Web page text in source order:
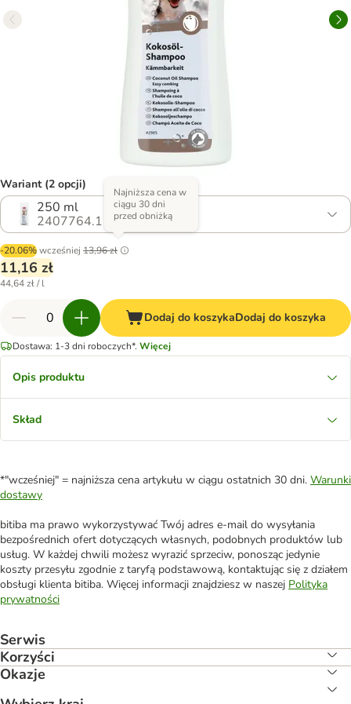
Wariant (2 opcji)
250 ml
2407764.1
-20.06%wcześniej 13,96 zł
Najniższa cena w
ciągu 30 dni
przed obniżką
11,16 zł
44,64 zł / l
Dodaj do koszykaDodaj do koszyka
Dostawa: 1-3 dni roboczych*. Więcej
Opis produktu
Skład
*"wcześniej" = najniższa cena artykułu w ciągu ostatnich 30 dni. Warunki
dostawy
bitiba ma prawo wykorzystywać Twój adres e-mail do wysyłania
bezpośrednich ofert dotyczących własnych, podobnych produktów lub
usług. W każdej chwili możesz wyrazić sprzeciw, ponosząc jedynie
koszty przesyłu zgodnie z taryfą podstawową, kontaktując się z działem
obsługi klienta bitiba. Więcej informacji znajdziesz w naszej Polityka
prywatności
Serwis
Korzyści
Okazje